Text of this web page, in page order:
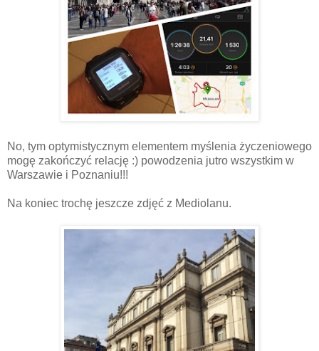
No, tym optymistycznym elementem myślenia życzeniowego
mogę zakończyć relację :) powodzenia jutro wszystkim w
Warszawie i Poznaniu!!!
Na koniec trochę jeszcze zdjęć z Mediolanu.